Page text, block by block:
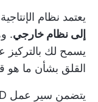
يعتمد نظام
إلى نظام خارجي.
يسمح لك بالتركيز
القلق بشأن ما هو
يتضمن سير عمل GTD